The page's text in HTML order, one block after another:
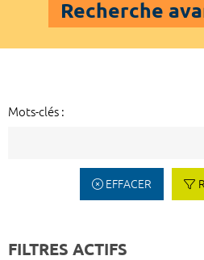
Recherche
Mots-clés :
EFFACER
FILTRES ACTIFS